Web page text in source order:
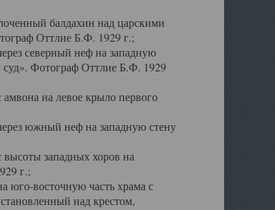
балдахин над царскими
Оттлие Б.Ф. 1929 г.;
северный неф на западную
Фотограф Оттлие Б.Ф. 1929
на левое крыло первого
южный неф на западную стену
западных хоров на
г.;
восточную часть храма с
над крестом,